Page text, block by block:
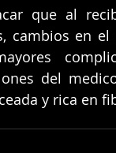
que al
cambios en
del
y rica en